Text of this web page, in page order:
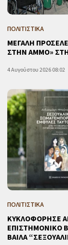
ΠΟΛΙΤΙΣΤΙΚΑ
ΜΕΓΑΛΗ
ΣΤΗΝ ΑΜΜΟ»
4 Αυγούστου 2026 08:02
ΠΟΛΙΤΙΣΤΙΚΑ
ΚΥΚΛΟΦΟΡΗΣΕ
ΕΠΙΣΤΗΜΟΝΙΚΟ
ΒΑΙΛΑ